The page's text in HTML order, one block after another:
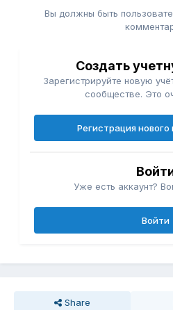
Вы должны быть
Создать
Зарегистрируйте новую
сообществе. Это
Регистрация нового
Уже есть аккаунт?
Войти
Share